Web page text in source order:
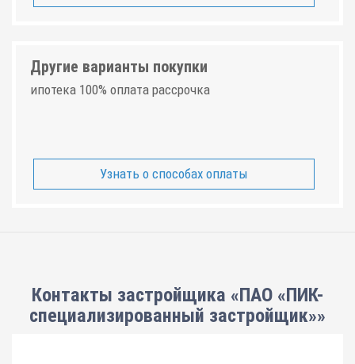
Другие варианты покупки
ипотека 100% оплата рассрочка
Узнать о способах оплаты
Контакты застройщика «ПАО «ПИК-
специализированный застройщик»»